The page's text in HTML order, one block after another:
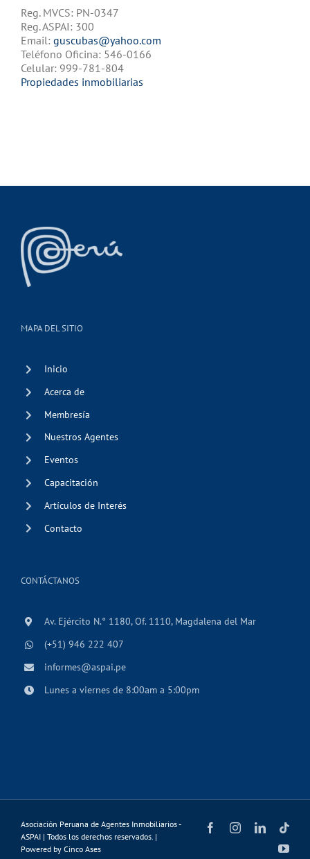
Reg. MVCS: PN-0347
Reg. ASPAI: 300
Email: guscubas@yahoo.com
Teléfono Oficina: 546-0166
Celular: 999-781-804
Propiedades inmobiliarias
MAPA DEL SITIO
Inicio
Acerca de
Membresía
Nuestros Agentes
Eventos
Capacitación
Artículos de Interés
Contacto
CONTÁCTANOS
Av. Ejército N.° 1180, Of. 1110, Magdalena del Mar
(+51) 946 222 407
informes@aspai.pe
Lunes a viernes de 8:00am a 5:00pm
Asociación Peruana de Agentes Inmobiliarios -
ASPAI | Todos los derechos reservados. |
Powered by Cinco Ases
FacebookInstagramLinkedIn